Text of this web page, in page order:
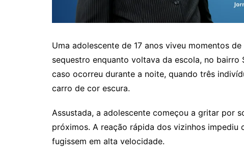
Uma adolescente de 17 anos viveu momentos
sequestro enquanto voltava da escola, no bairro
caso ocorreu durante a noite, quando três
carro de cor escura.
Assustada, a adolescente começou a gritar por
próximos. A reação rápida dos vizinhos
fugissem em alta velocidade.